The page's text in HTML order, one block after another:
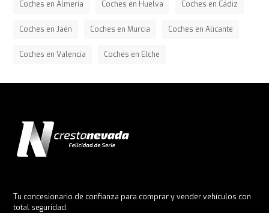
Coches en Almería Coches en Huelva Coches en Cádiz
Coches en Jaén Coches en Murcia Coches en Alicante
Coches en Valencia Coches en Elche
Tu concesionario de confianza para comprar y vender vehículos con
total seguridad.